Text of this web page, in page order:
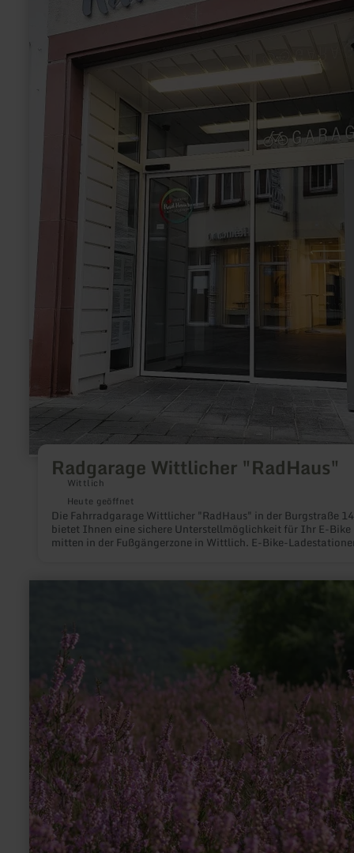
Radgarage Wittlicher "RadHaus"
Wittlich
Heute geöffnet
Die Fahrradgarage Wittlicher "RadHaus" in der Burgstraße 14
bietet Ihnen eine sichere Unterstellmöglichkeit für Ihr E-Bike
mitten in der Fußgängerzone in Wittlich. E-Bike-
Vordereifel